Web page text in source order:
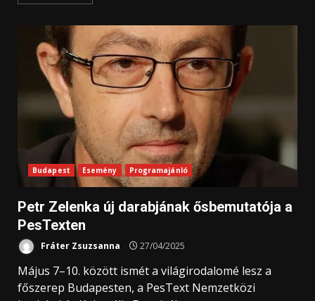
Budapest Esemény Programajánló
Petr Zelenka új darabjának ősbemutatója a
PesTexten
Fráter Zsuzsanna 27/04/2025
Május 7–10. között ismét a világirodalomé lesz a
főszerep Budapesten, a PesText Nemzetközi